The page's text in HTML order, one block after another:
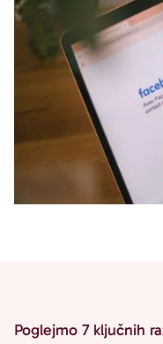
Poglejmo 7 ključnih